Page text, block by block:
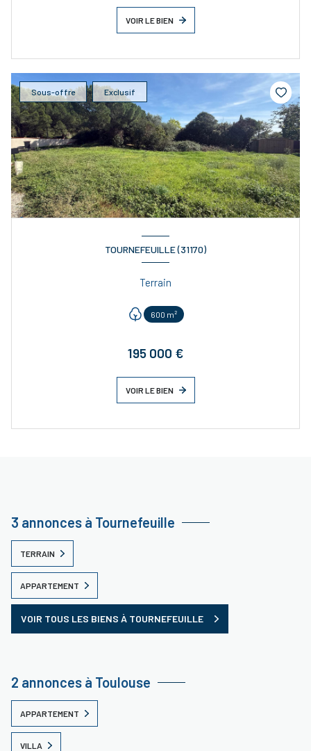
VOIR LE BIEN
Sous-offre Exclusif
TOURNEFEUILLE (31170)
Terrain
600 m²
195 000 €
VOIR LE BIEN
3 annonces à Tournefeuille
TERRAIN
APPARTEMENT
VOIR TOUS LES BIENS À TOURNEFEUILLE
2 annonces à Toulouse
APPARTEMENT
VILLA